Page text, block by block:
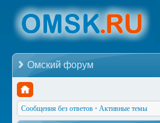
Омский форум
Сообщения без ответов • Активные темы